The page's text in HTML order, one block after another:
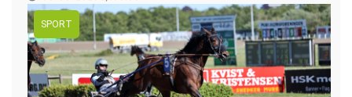
SPORT